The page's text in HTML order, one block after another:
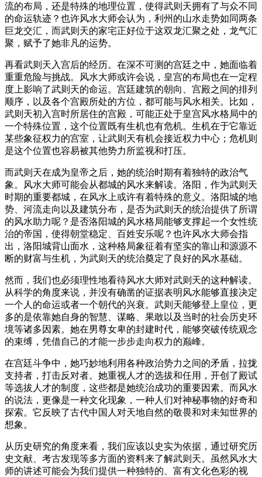
流的布局，还是特殊的地理位置，使得武则天拥有了与众不同
的命运轨迹？也许风水大师会认为，利州的山水走势如同两条
巨龙交汇，而武则天的家宅正好位于这双龙汇聚之处，龙气汇
聚，赋予了她非凡的运势。
再看武则天入宫后的经历。在深不可测的宫廷之中，她面临着
重重危险与挑战。风水大师或许会说，皇宫的布局也在一定程
度上影响了武则天的命运。宫廷建筑的朝向、宫殿之间的排列
顺序，以及各个宫殿所处的方位，都可能与风水相关。比如，
武则天初入宫时所居住的宫殿，可能正处于皇宫风水格局中的
一个特殊位置，这个位置既有生机也有危机。生机在于它靠近
某些象征权力的宫室，让武则天有机会接近权力中心；危机则
是这个位置也容易被其他势力所监视和打压。
而武则天在成为皇帝之后，她的统治时期有着独特的政治气
象。风水大师可能会从都城的风水来解读。洛阳，作为武则天
时期的重要都城，在风水上或许有着特殊的意义。洛阳城的地
势、河流走向以及建筑分布，是否为武则天的统治提供了所谓
的风水助力呢？是否洛阳城的风水格局能够支撑起一个女性统
治的帝国，使得朝堂稳定、百姓安乐呢？也许风水大师会指
出，洛阳城背山面水，这种格局象征着有坚实的靠山和源源不
断的财富与生机，为武则天的统治奠定了良好的风水基础。
然而，我们也必须理性地看待风水大师对武则天的这种解读。
从科学的角度来说，并没有确凿的证据表明风水能够直接决定
一个人的命运或者一个朝代的兴衰。武则天能够登上皇位，更
多的是依靠她自身的智慧、谋略、果敢以及当时的社会历史环
境等诸多因素。她在男尊女卑的封建时代，能够突破传统观念
的束缚，凭借自己的才能一步步走向权力的巅峰。
在宫廷斗争中，她巧妙地利用各种政治势力之间的矛盾，拉拢
支持者，打击反对者。她重视人才的选拔和任用，开创了殿试
等选拔人才的制度，这些都是她统治成功的重要因素。而风水
的说法，更像是一种文化现象，一种人们对神秘事物的好奇和
探索。它反映了古代中国人对天地自然的敬畏和对未知世界的
想象。
从历史研究的角度来看，我们应该以史实为依据，通过研究历
史文献、考古发现等多方面的资料来了解武则天。虽然风水大
师的讲述可能会为我们提供一种独特的、富有文化色彩的视